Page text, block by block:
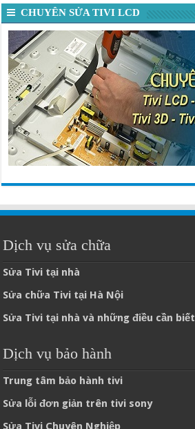
CHUYÊN SỬA TIVI LCD
Dịch vụ sửa chữa
Sửa Tivi tại nhà
Sửa chữa Tivi tại Hà Nội
Sửa Tivi tại nhà và những điều cần biết
Dịch vụ bảo hành
Trung tâm bảo hành tivi
Sửa lỗi đơn giản trên tivi sony
Sửa Tivi Chuyên Nghiệp